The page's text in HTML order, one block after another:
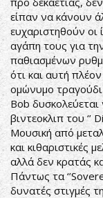
είπαν να κάνουν
ευχαριστηθούν οι
αγάπη τους για
παθιασμένων
ότι και αυτή
ομώνυμο τραγούδι
Bob δυσκολεύεται
βιντεοκλιπ του ‘’
Μουσική από
και κιθαριστικές
αλλά δεν κρατάς
Πάντως τα
δυνατές στιγμές